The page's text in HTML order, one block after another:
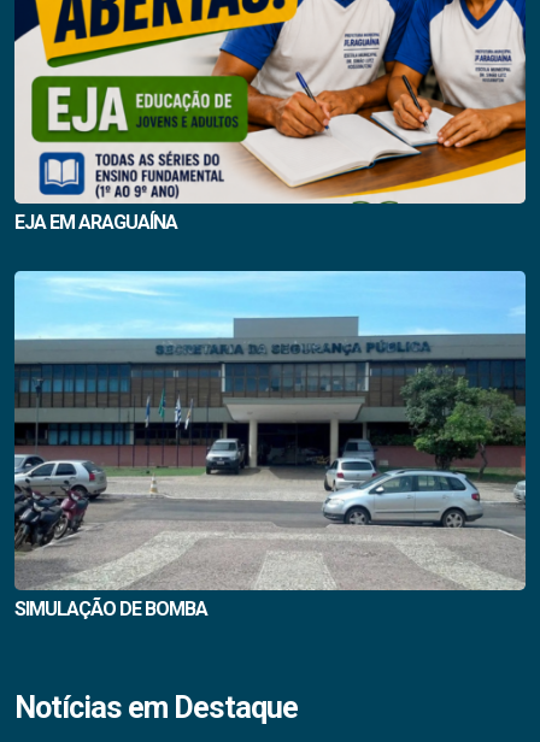
EJA EM ARAGUAÍNA
SIMULAÇÃO DE BOMBA
Notícias em Destaque